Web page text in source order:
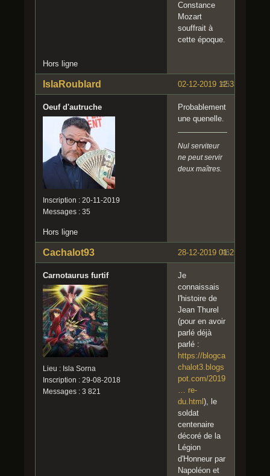
Constance
Mozart
souffrait à
cette époque.
Hors ligne
#5
02-12-2019 12:33:45
IslaRoublard
Oeuf d'autruche
Inscription : 20-11-2019
Messages : 35
Probablement
une quenelle.
Nul serviteur
ne peut servir
deux maîtres.
Hors ligne
#6
28-12-2019 01:25:01
Cachalot93
Carnotaurus furtif
Lieu : Isla Sorna
Inscription : 29-08-2018
Messages : 3 821
Je
connaissais
l'histoire de
Jean Thurel
(pour en avoir
parlé déjà
parlé :
https://blogca
chalot3.blogs
pot.com/2019
… re-
du.html ), le
soldat
centenaire
décoré de la
Légion
d'Honneur par
Napoléon et